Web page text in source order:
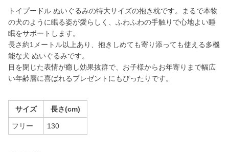
トイプードル ぬいぐるみの特大サイズの抱き枕です。まるで本物
の犬のように眠る姿が愛らしく、ふわふわの手触りで心地よい睡
眠をサポートします。
長さ約1メートル以上あり、抱きしめても寄り添っても使える多機
能な犬 ぬいぐるみです。
目を閉じた表情が癒し効果抜群で、お子様からお年寄りまで幅広
い年齢層に喜ばれるプレゼントにもぴったりです。
サイズ 長さ(cm)
フリー 130